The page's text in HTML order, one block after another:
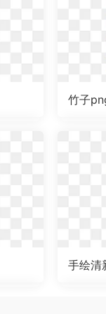
竹子
手绘清